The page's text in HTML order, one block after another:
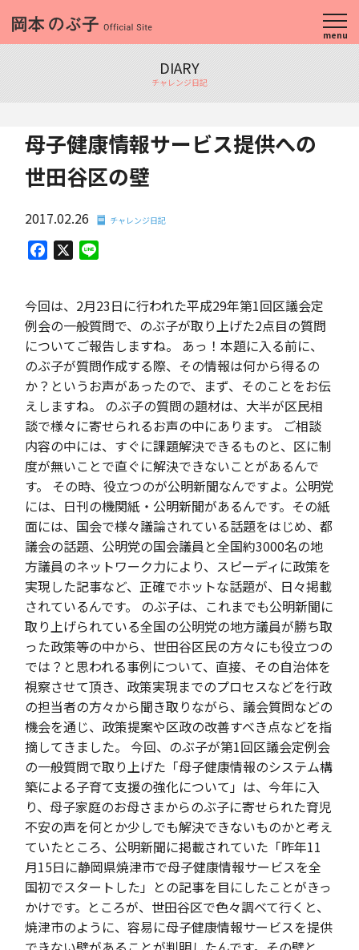
menu
DIARY
チャレンジ日記
母子健康情報サービス提供への
世田谷区の壁
2017.02.26 チャレンジ日記
Facebook
今回は、2月23日に行われた平成29年第1回区議会定
例会の一般質問で、のぶ子が取り上げた2点目の質問
についてご報告しますね。 あっ！本題に入る前に、
のぶ子が質問作成する際、その情報は何から得るの
か？というお声があったので、まず、そのことをお伝
えしますね。 のぶ子の質問の題材は、大半が区民相
談で様々に寄せられるお声の中にあります。 ご相談
内容の中には、すぐに課題解決できるものと、区に制
度が無いことで直ぐに解決できないことがあるんで
す。 その時、役立つのが公明新聞なんですよ。公明党
には、日刊の機関紙・公明新聞があるんです。その紙
面には、国会で様々議論されている話題をはじめ、都
議会の話題、公明党の国会議員と全国約3000名の地
方議員のネットワーク力により、スピーディに政策を
実現した記事など、正確でホットな話題が、日々掲載
されているんです。 のぶ子は、これまでも公明新聞に
取り上げられている全国の公明党の地方議員が勝ち取
った政策等の中から、世田谷区民の方々にも役立つの
では？と思われる事例について、直接、その自治体を
視察させて頂き、政策実現までのプロセスなどを行政
の担当者の方々から聞き取りながら、議会質問などの
機会を通じ、政策提案や区政の改善すべき点などを指
摘してきました。 今回、のぶ子が第1回区議会定例会
の一般質問で取り上げた「母子健康情報のシステム構
築による子育て支援の強化について」は、今年に入
り、母子家庭のお母さまからのぶ子に寄せられた育児
不安の声を何とか少しでも解決できないものかと考え
ていたところ、公明新聞に掲載されていた「昨年11
月15日に静岡県焼津市で母子健康情報サービスを全
国初でスタートした」との記事を目にしたことがきっ
かけです。ところが、世田谷区で色々調べて行くと、
焼津市のように、容易に母子健康情報サービスを提供